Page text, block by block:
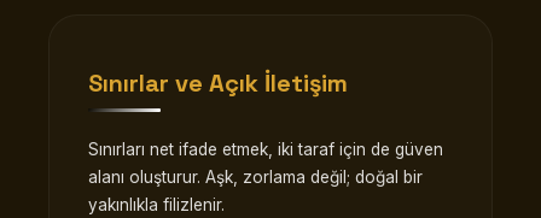
Sınırlar ve Açık İletişim
Sınırları net ifade etmek, iki taraf için de güven
alanı oluşturur. Aşk, zorlama değil; doğal bir
yakınlıkla filizlenir.